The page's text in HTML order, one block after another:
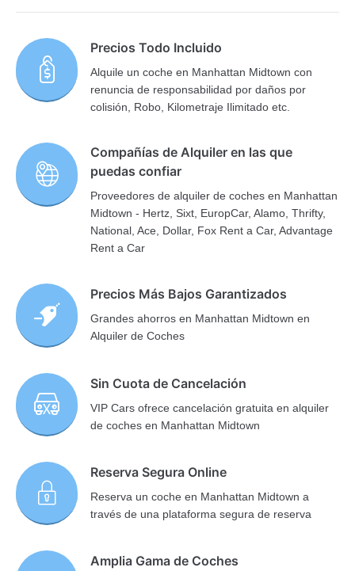
Precios Todo Incluido
Alquile un coche en Manhattan Midtown con
renuncia de responsabilidad por daños por
colisión, Robo, Kilometraje Ilimitado etc.
Compañías de Alquiler en las que
puedas confiar
Proveedores de alquiler de coches en Manhattan
Midtown - Hertz, Sixt, EuropCar, Alamo, Thrifty,
National, Ace, Dollar, Fox Rent a Car, Advantage
Rent a Car
Precios Más Bajos Garantizados
Grandes ahorros en Manhattan Midtown en
Alquiler de Coches
Sin Cuota de Cancelación
VIP Cars ofrece cancelación gratuita en alquiler
de coches en Manhattan Midtown
Reserva Segura Online
Reserva un coche en Manhattan Midtown a
través de una plataforma segura de reserva
Amplia Gama de Coches